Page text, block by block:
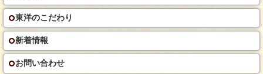
東洋のこだわり
新着情報
お問い合わせ